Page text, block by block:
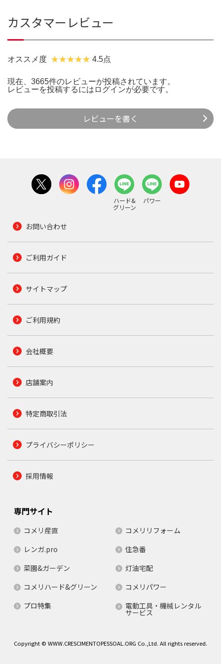
カスタマーレビュー
オススメ度 4.5点
現在、3665件のレビューが投稿されています。
レビューを投稿するには ログインが必要です。
レビューを書く
ハード&
グリーン
パワー
お問い合わせ
ご利用ガイド
サイトマップ
ご利用規約
会社概要
店舗案内
特定商取引法
プライバシーポリシー
採用情報
専門サイト
コメリ産直
コメリリフォーム
レンガ.pro
住急番
菜園&ガーデン
灯油宅配
コメリハード&グリーン
コメリパワー
プロ特集
電動工具・機械レンタル
サービス
Copyright © WWW.CRESCIMENTOPESSOAL.ORG Co.,Ltd. All rights reserved.